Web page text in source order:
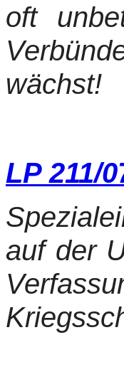
oft
wächst!
LP 211/
auf der